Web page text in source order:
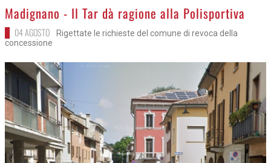
>Madignano - Il Tar dà ragione alla Polisportiva
04 AGOSTO
Rigettate le richieste del comune di revoca della
concessione